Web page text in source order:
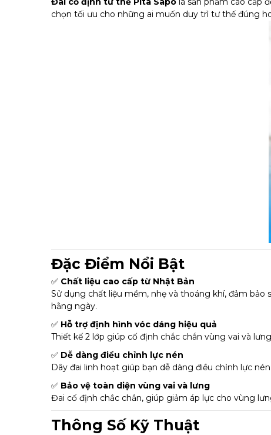
chọn tối ưu cho những ai muốn duy trì tư thế đúng
Đặc Điểm Nổi Bật
✅ Chất liệu cao cấp từ Nhật Bản
Sử dụng chất liệu mềm, nhẹ và thoáng khí, đảm
hằng ngày.
✅ Hỗ trợ định hình vóc dáng hiệu quả
Thiết kế 2 lớp giúp cố định chắc chắn vùng vai và
✅ Dễ dàng điều chỉnh lực nén
Dây đai linh hoạt giúp bạn dễ dàng điều chỉnh lực
✅ Bảo vệ toàn diện vùng vai và lưng
Đai cố định chắc chắn, giúp giảm áp lực cho vùng
Thông Số Kỹ Thuật